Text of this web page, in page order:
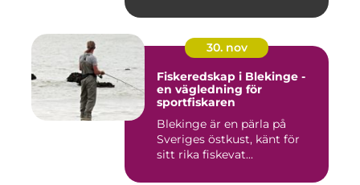
30. nov
Fiskeredskap i Blekinge -
en vägledning för
sportfiskaren
Blekinge är en pärla på
Sveriges östkust, känt för
sitt rika fiskevat...